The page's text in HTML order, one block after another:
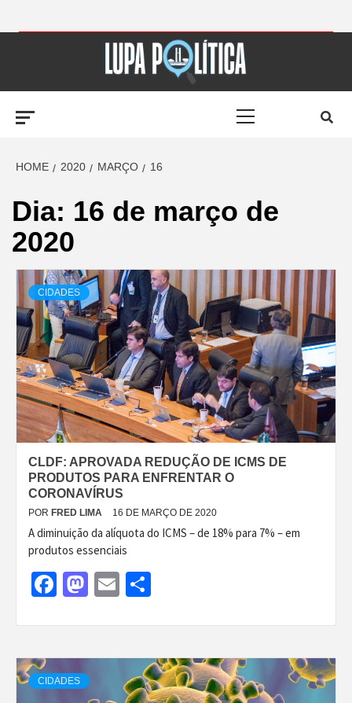
LUPA
POLÍTICA –
AMPLIANDO A
NOTÍCIA
HOME 2020 MARÇO 16
Dia: 16 de março de
2020
CIDADES
CLDF: APROVADA REDUÇÃO DE ICMS DE
PRODUTOS PARA ENFRENTAR O
CORONAVÍRUS
POR FRED LIMA 16 DE MARÇO DE 2020
A diminuição da alíquota do ICMS – de 18% para 7% – em
produtos essenciais
Facebook
Mastodon
Email
CIDADES